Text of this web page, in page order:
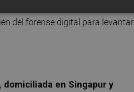
al no renovarlos
del forense digital para levantar
en Singapur y